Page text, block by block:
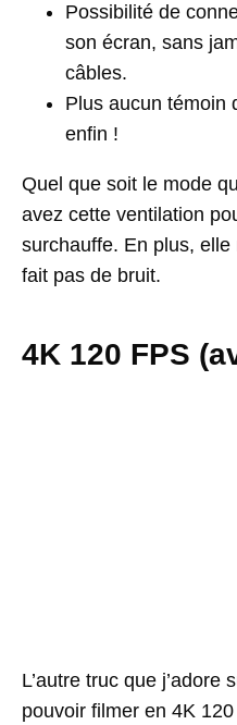
Possibilité de
son écran, sans
câbles.
Plus aucun témoin
enfin !
Quel que soit le mode
avez cette ventilation
surchauffe. En plus, elle
fait pas de bruit.
4K 120 FPS
L’autre truc que j’adore
pouvoir filmer en 4K